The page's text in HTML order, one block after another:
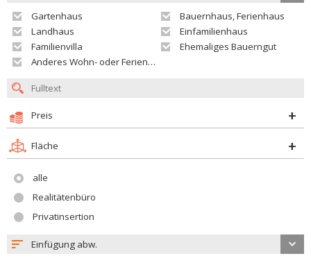
Gartenhaus
Bauernhaus, Ferienhaus
Landhaus
Einfamilienhaus
Familienvilla
Ehemaliges Bauerngut
Anderes Wohn- oder Ferienobjekt
Preis
Fläche
alle
Realitätenbüro
Privatinsertion
Einfügung abw.